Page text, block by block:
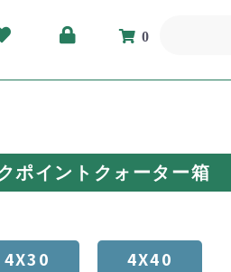
0
ポイントクォーター箱
4X30 4X40